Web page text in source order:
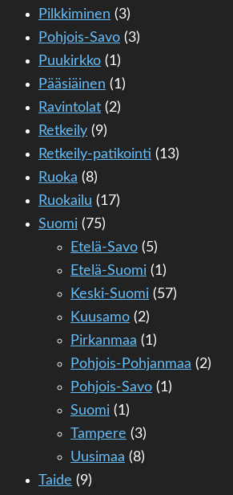
Pilkkiminen (3)
Pohjois-Savo (3)
Puukirkko (1)
Pääsiäinen (1)
Ravintolat (2)
Retkeily (9)
Retkeily-patikointi (13)
Ruoka (8)
Ruokailu (17)
Suomi (75)
Etelä-Savo (5)
Etelä-Suomi (1)
Keski-Suomi (57)
Kuusamo (2)
Pirkanmaa (1)
Pohjois-Pohjanmaa (2)
Pohjois-Savo (1)
Suomi (1)
Tampere (3)
Uusimaa (8)
Taide (9)